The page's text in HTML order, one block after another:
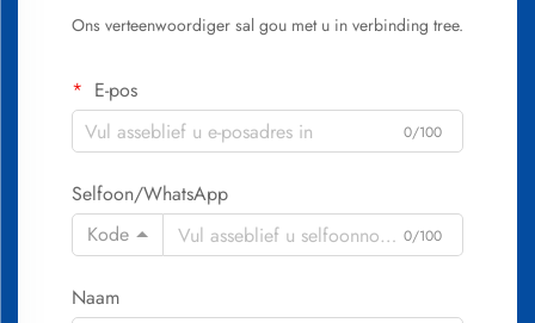
Ons verteenwoordiger sal gou met u in verbinding tree.
E-pos
0/100
Selfoon/WhatsApp
Kode
0/100
Naam